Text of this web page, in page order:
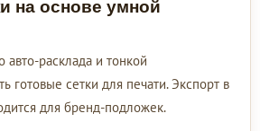
на основе умной
расклада и тонкой
готовые сетки для печати. Экспорт в
для бренд-подложек.